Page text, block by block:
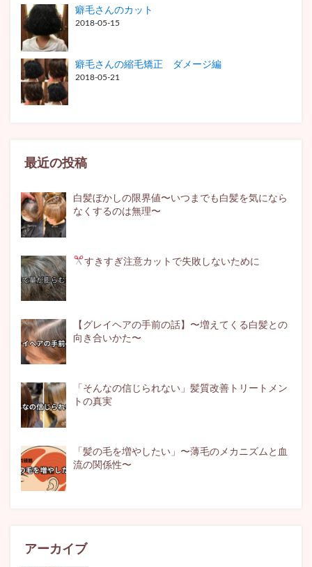
癖毛さんのカット
2018-05-15
癖毛さんの縮毛矯正 ダメージ編
2018-05-21
最近の投稿
白髪ぼかしの限界値〜いつまでも白髪を気になら
なくするのは無理〜
すきすぎ注意カットで失敗しないために
【グレイヘアの手前の話】〜増えてくる白髪との
向き合いかた〜
「そんなの信じられない」髪質改善トリートメン
トの真実
「髪の毛を増やしたい」〜薄毛のメカニズムと血
流の関係性〜
アーカイブ